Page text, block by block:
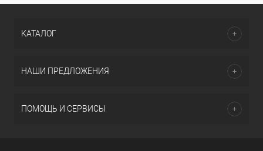
КАТАЛОГ
НАШИ ПРЕДЛОЖЕНИЯ
ПОМОЩЬ И СЕРВИСЫ